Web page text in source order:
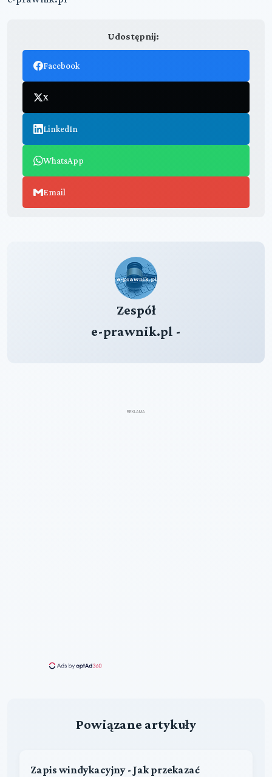
Udostępnij:
Facebook
X
LinkedIn
WhatsApp
Email
Zespół
e-prawnik.pl -
REKLAMA
Powiązane artykuły
Zapis windykacyjny - Jak przekazać